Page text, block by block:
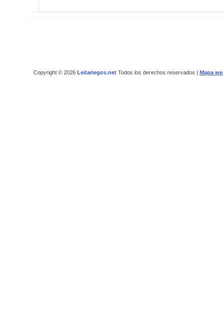
Copyright © 2026 Leitariegos.netTodos los derechos reservados | Mapa